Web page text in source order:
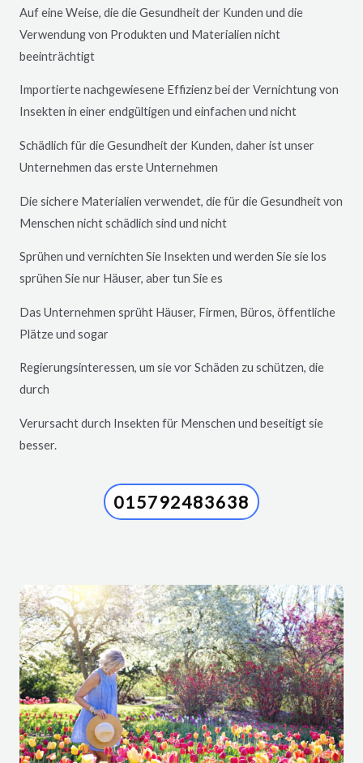
Auf eine Weise, die die Gesundheit der Kunden und die
Verwendung von Produkten und Materialien nicht
beeinträchtigt
Importierte nachgewiesene Effizienz bei der Vernichtung von
Insekten in einer endgültigen und einfachen und nicht
Schädlich für die Gesundheit der Kunden, daher ist unser
Unternehmen das erste Unternehmen
Die sichere Materialien verwendet, die für die Gesundheit von
Menschen nicht schädlich sind und nicht
Sprühen und vernichten Sie Insekten und werden Sie sie los
sprühen Sie nur Häuser, aber tun Sie es
Das Unternehmen sprüht Häuser, Firmen, Büros, öffentliche
Plätze und sogar
Regierungsinteressen, um sie vor Schäden zu schützen, die
durch
Verursacht durch Insekten für Menschen und beseitigt sie
besser.
015792483638